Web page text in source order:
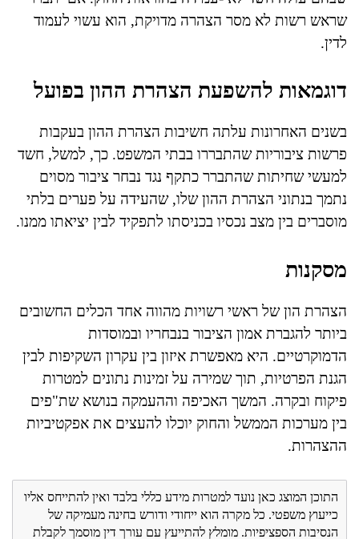
שראש רשות לא מסר הצהרה מדויקת, הוא עשוי לעמוד
לדין.
דוגמאות להשפעת הצהרת ההון בפועל
בשנים האחרונות עלתה חשיבות הצהרת ההון בעקבות
פרשות ציבוריות שהתבררו בבתי המשפט. כך, למשל, חשד
למעשי שחיתות שהתברר כתקף נגד נבחר ציבור מסוים
נתמך בנתוני הצהרת ההון שלו, שהעידה על פערים בלתי
מוסברים בין מצב נכסיו בכניסתו לתפקיד לבין יציאתו ממנו.
מסקנות
הצהרת הון של ראשי רשויות מהווה אחד הכלים החשובים
ביותר להגברת אמון הציבור בנבחריו ובמוסדות
הדמוקרטיים. היא מאפשרת איזון בין עקרון השקיפות לבין
הגנת הפרטיות, תוך שמירה על זמינות נתונים למטרות
פיקוח ובקרה. המשך האכיפה וההעמקה בנושא שת"פים
בין מערכות הממשל והחוק יוכלו להעצים את אפקטיביות
ההצהרות.
התוכן המוצג כאן נועד למטרות מידע כללי בלבד ואין להתייחס אליו
כייעוץ משפטי. כל מקרה הוא ייחודי ודורש בחינה מעמיקה של
הנסיבות הספציפיות. מומלץ להתייעץ עם עורך דין מוסמך לקבלת